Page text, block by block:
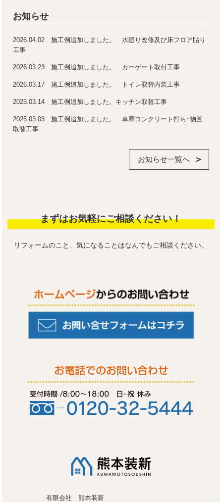
お知らせ
2026.04.02 施工例追加しました。 水廻り改修及び床フロア貼り
工事
2026.03.23 施工例追加しました。 カーゲート取付工事
2026.03.17 施工例追加しました。 トイレ取替内装工事
2025.03.14 施工例追加しました。キッチン取替工事
2025.03.03 施工例追加しました。 車庫コンクリート打ち･物置
取替工事
お知らせ一覧へ
まずはお気軽にご相談ください！
リフォームのこと、気になることはなんでもご相談ください。
有限会社 熊本装新